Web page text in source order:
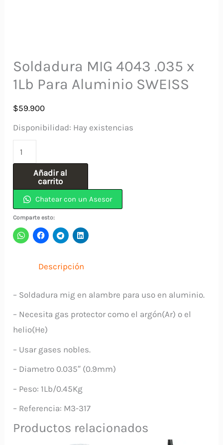
Soldadura MIG 4043 .035 x
1Lb Para Aluminio SWEISS
$59.900
Disponibilidad: Hay existencias
MIG
.035
x
Para
SWEISS
Añadir al
carrito
Chatear con un Asesor
Comparte esto:
Descripción
– Soldadura mig en alambre para uso en aluminio.
– Necesita gas protector como el argón(Ar) o el
helio(He)
– Usar gases nobles.
– Diametro 0.035″ (0.9mm)
– Peso: 1Lb/0.45Kg
– Referencia: M3-317
Productos relacionados